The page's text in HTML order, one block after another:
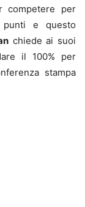
competere per
e questo
chiede ai suoi
il 100% per
stampa